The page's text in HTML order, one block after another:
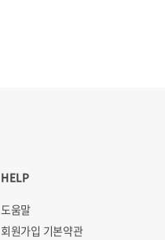
HELP
도움말
회원가입 기본약관